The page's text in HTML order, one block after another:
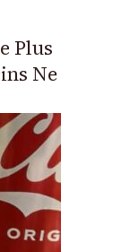
Plus
Ne